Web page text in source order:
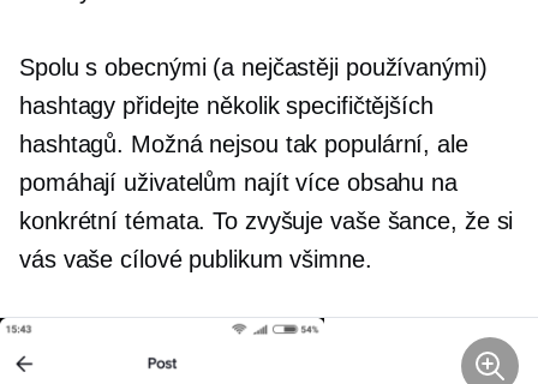
Spolu s obecnými (a nejčastěji používanými)
hashtagy přidejte několik specifičtějších
hashtagů. Možná nejsou tak populární, ale
pomáhají uživatelům najít více obsahu na
konkrétní témata. To zvyšuje vaše šance, že si
vás vaše cílové publikum všimne.